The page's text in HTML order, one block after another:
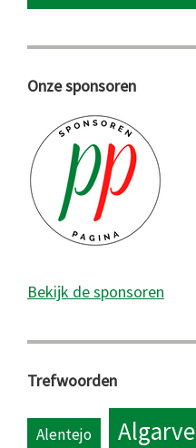
Onze sponsoren
Bekijk de sponsoren
Trefwoorden
Alentejo Algarve